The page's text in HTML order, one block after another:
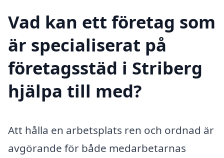
Vad kan ett företag som
är specialiserat på
företagsstäd i Striberg
hjälpa till med?
Att hålla en arbetsplats ren och ordnad är
avgörande för både medarbetarnas